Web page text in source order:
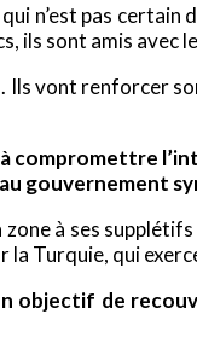
n’est pas certain
ils sont amis avec
vont renforcer
compromettre
gouvernement
à ses
Turquie, qui
objectif de